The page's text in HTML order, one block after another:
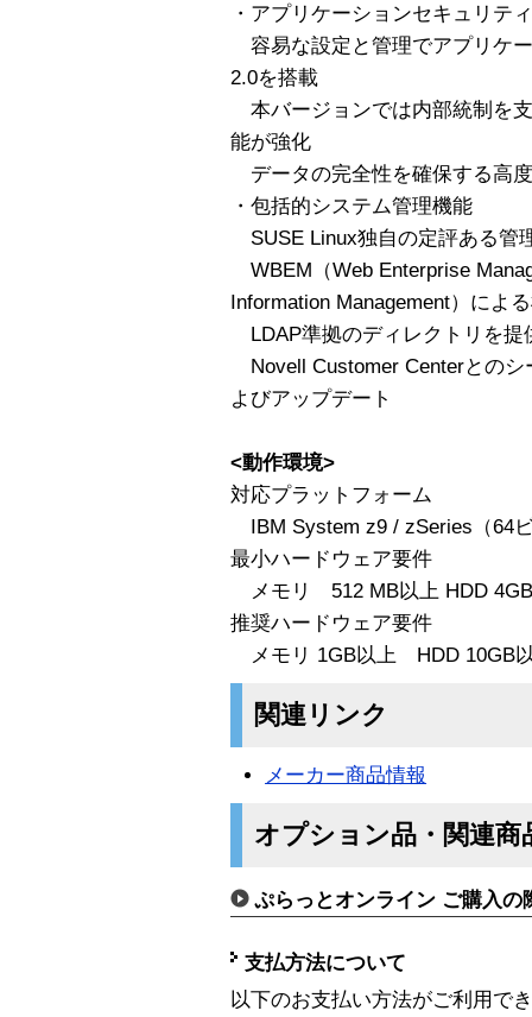
・アプリケーションセキュリティ
容易な設定と管理でアプリケ
2.0を搭載
本バージョンでは内部統制を
能が強化
データの完全性を確保する高
・包括的システム管理機能
SUSE Linux独自の定評ある管
WBEM（Web Enterprise
Information Management）によ
LDAP準拠のディレクトリを提
Novell Customer Centerとのシ
よびアップデート
<動作環境>
対応プラットフォーム
IBM System z9 / zSeries（64
最小ハードウェア要件
メモリ 512 MB以上 HDD
推奨ハードウェア要件
メモリ 1GB以上 HDD 10GB
関連リンク
メーカー商品情報
オプション品・関連商
ぷらっとオンライン ご購入の
支払方法について
以下のお支払い方法がご利用で